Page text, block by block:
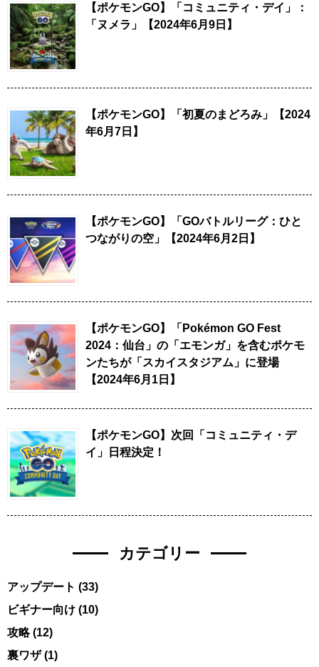
【ポケモンGO】「コミュニティ・デイ」：
「ヌメラ」【2024年6月9日】
【ポケモンGO】「初夏のまどろみ」【2024
年6月7日】
【ポケモンGO】「GOバトルリーグ：ひと
つながりの空」【2024年6月2日】
【ポケモンGO】「Pokémon GO Fest
2024：仙台」の「エモンガ」を含むポケモ
ンたちが「スカイスタジアム」に登場
【2024年6月1日】
【ポケモンGO】次回「コミュニティ・デ
イ」日程決定！
カテゴリー
アップデート (33)
ビギナー向け (10)
攻略(12)
裏ワザ(1)